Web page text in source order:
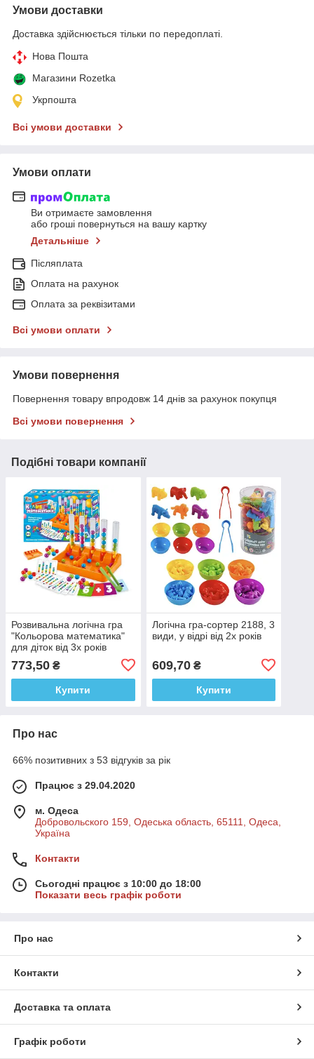
Умови доставки
Доставка здійснюється тільки по передоплаті.
Нова Пошта
Магазини Rozetka
Укрпошта
Всі умови доставки
Умови оплати
Ви отримаєте замовлення
або гроші повернуться на вашу картку
Детальніше
Післяплата
Оплата на рахунок
Оплата за реквізитами
Всі умови оплати
Умови повернення
Повернення товару впродовж 14 днів за рахунок покупця
Всі умови повернення
Подібні товари компанії
Розвивальна логічна гра
"Кольорова математика"
для діток від 3х років
4FUN Game Club, 75054
773,50 ₴
Купити
Логічна гра-сортер 2188, 3
види, у відрі від 2х років
609,70₴
Купити
Про нас
66% позитивних з 53 відгуків за рік
Працює з 29.04.2020
м. Одеса
Добровольского 159, Одеська область, 65111, Одеса,
Україна
Контакти
Сьогодні працює з 10:00 до 18:00
Показати весь графік роботи
Про нас
Контакти
Доставка та оплата
Графік роботи